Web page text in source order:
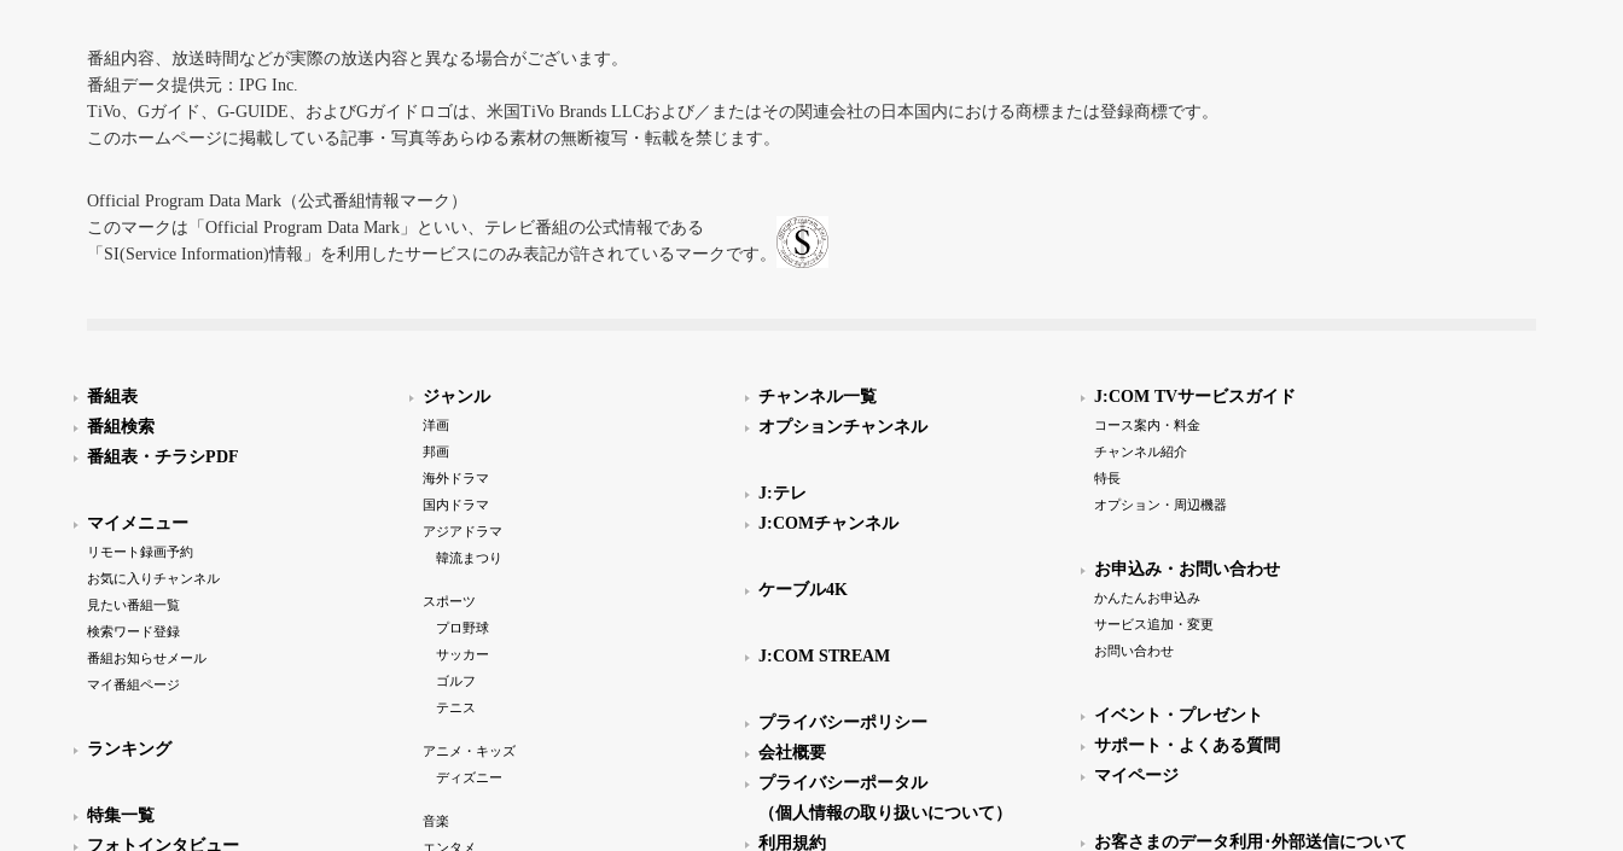
番組内容、放送時間などが実際の放送内容と異なる場合がございます。
番組データ提供元：IPG Inc.
TiVo、Gガイド、G-GUIDE、およびGガイドロゴは、米国TiVo Brands LLCおよび／またはその関連会社の日本国内における商標または登録商標です。
このホームページに掲載している記事・写真等あらゆる素材の無断複写・転載を禁じます。
Official Program Data Mark（公式番組情報マーク）
このマークは「Official Program Data Mark」といい、テレビ番組の公式情報である
「SI(Service Information)情報」を利用したサービスにのみ表記が許されているマークです。
番組表
番組検索
番組表・チラシPDF
マイメニュー
リモート録画予約
お気に入りチャンネル
見たい番組一覧
検索ワード登録
番組お知らせメール
マイ番組ページ
ランキング
特集一覧
フォトインタビュー
ジャンル
洋画
邦画
海外ドラマ
国内ドラマ
アジアドラマ
韓流まつり
スポーツ
プロ野球
サッカー
ゴルフ
テニス
アニメ・キッズ
ディズニー
音楽
エンタメ
チャンネル一覧
オプションチャンネル
J:テレ
J:COMチャンネル
ケーブル4K
J:COM STREAM
プライバシーポリシー
会社概要
プライバシーポータル
（個人情報の取り扱いについて）
利用規約
J:COM TVサービスガイド
コース案内・料金
チャンネル紹介
特長
オプション・周辺機器
お申込み・お問い合わせ
かんたんお申込み
サービス追加・変更
お問い合わせ
イベント・プレゼント
サポート・よくある質問
マイページ
お客さまのデータ利用･外部送信について